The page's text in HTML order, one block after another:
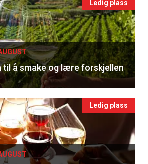
Ledig plass
til å smake og lære forskjellen
Ledig plass